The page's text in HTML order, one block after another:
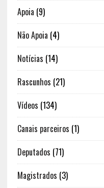
Apoia (9)
Não Apoia (4)
Notícias (14)
Rascunhos (21)
Vídeos (134)
Canais parceiros (1)
Deputados (71)
Magistrados (3)